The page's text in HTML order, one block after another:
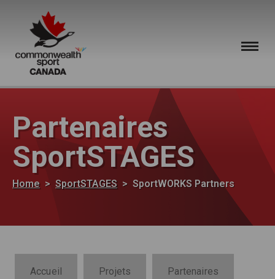
Partenaires
SportSTAGES
Breadcrumb
Home SportSTAGES SportWORKS Partners
Accueil Projets Partenaires